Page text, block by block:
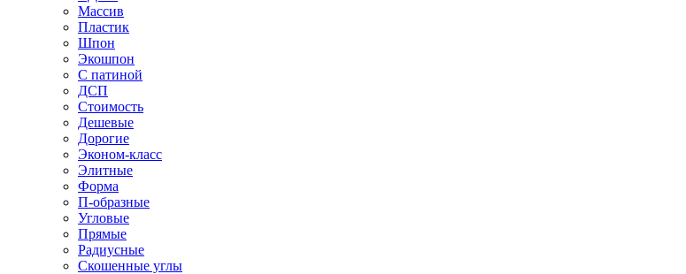
Массив
Пластик
Шпон
Экошпон
С патиной
ДСП
Стоимость
Дешевые
Дорогие
Эконом-класс
Элитные
Форма
П-образные
Угловые
Прямые
Радиусные
Скошенные углы